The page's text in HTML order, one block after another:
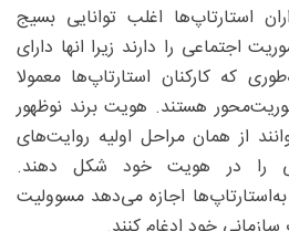
استارتاپ‌ها اغلب توانایی بسیج
اجتماعی را دارند زیرا انها دارای
که کارکنان استارتاپ‌ها معمولا
هستند. هویت برند نوظهور
از همان مراحل اولیه روایت‌های
را در هویت خود شکل دهند.
اجازه می‌دهد مسوولیت